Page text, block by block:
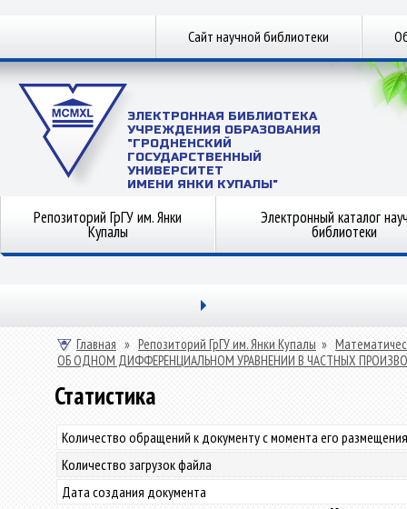
Сайт научной библиотеки
ЭЛЕКТРОННАЯ БИБЛИОТЕКА
УЧРЕЖДЕНИЯ ОБРАЗОВАНИЯ
"ГРОДНЕНСКИЙ
ГОСУДАРСТВЕННЫЙ
УНИВЕРСИТЕТ
ИМЕНИ ЯНКИ КУПАЛЫ"
Репозиторий ГрГУ им. Янки
Купалы
Электронный каталог
библиотеки
Главная » Репозиторий ГрГУ им. Янки Купалы »
ОБ ОДНОМ ДИФФЕРЕНЦИАЛЬНОМ УРАВНЕНИИ В ЧАСТНЫХ
Статистика
Количество обращений к документу с момента его
Количество загрузок файла
Дата создания документа